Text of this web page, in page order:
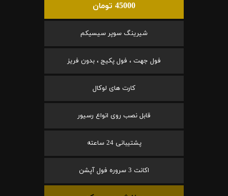
45000 تومان
شیرینگ سوپر سیسیکم
فول جهت ، فول پکیج ، بدون فریز
کارت های لوکال
قابل نصب روی انواع رسیور
پشتیبانی 24 ساعته
اکانت 3 سروره فول آپشن